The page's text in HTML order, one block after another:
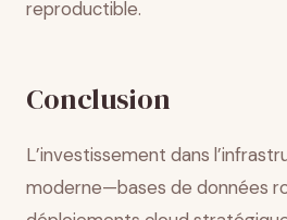
reproductible.
Conclusion
L’investissement dans
moderne—bases de données